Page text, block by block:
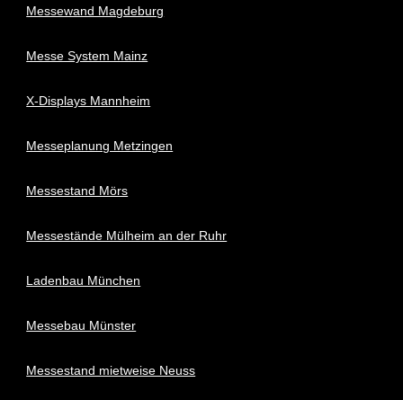
Messewand Magdeburg
Messe System Mainz
X-Displays Mannheim
Messeplanung Metzingen
Messestand Mörs
Messestände Mülheim an der Ruhr
Ladenbau München
Messebau Münster
Messestand mietweise Neuss